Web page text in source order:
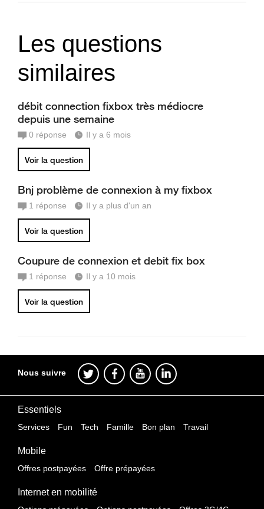
Les questions
similaires
débit connection fixbox très médiocre
depuis une semaine
0 réponse Il y a 6 mois
Voir la question
Bnj problème de connexion à my fixbox
1 réponse Il y a plus d'un an
Voir la question
Coupure de connexion et debit fix box
1 réponse Il y a 10 mois
Voir la question
Nous suivre
Essentiels
Services Fun Tech Famille Bon plan Travail
Mobile
Offres postpayées Offre prépayées
Internet en mobilité